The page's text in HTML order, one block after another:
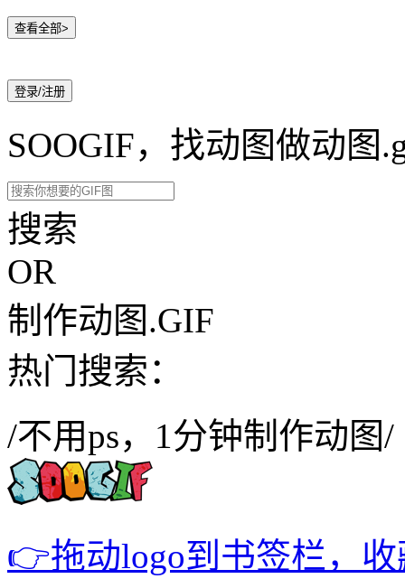
查看全部>
登录/注册
SOOGIF，找动图做动图
搜索
OR
制作动图.GIF
热门搜索：
/不用ps，1分钟制作动图/
👉拖动logo到书签栏，